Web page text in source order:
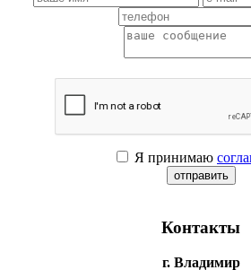
Я принимаю
Контакты
г. Владимир